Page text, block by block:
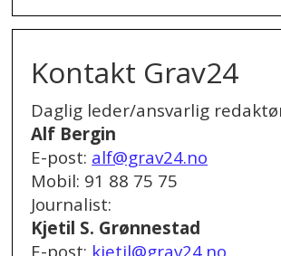
Kontakt Grav24
Daglig leder/ansvarlig
Alf Bergin
E-post: alf@grav24.no
Mobil: 91 88 75 75
Journalist:
Kjetil S. Grønnestad
E-post: kjetil@grav24.no